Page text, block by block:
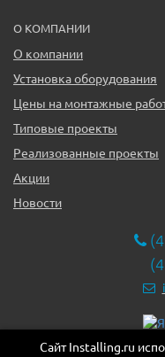
О КОМПАНИИ
О компании
Установка оборудования
Цены на монтажные
Типовые проекты
Реализованные проекты
Акции
Новости
119331, г. Москва ул.
Сайт Installing.ru